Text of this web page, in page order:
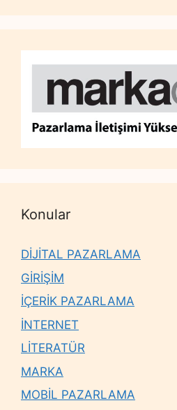
Konular
DİJİTAL PAZARLAMA
GİRİŞİM
İÇERİK PAZARLAMA
İNTERNET
LİTERATÜR
MARKA
MOBİL PAZARLAMA